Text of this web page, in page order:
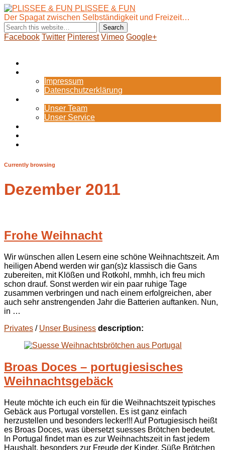
PLISSEE & FUN
Der Spagat zwischen Selbständigkeit und Freizeit…
Facebook Twitter Pinterest Vimeo Google+
Impressum
Datenschutzerklärung
Unser Team
Unser Service
Currently browsing
Dezember 2011
Frohe Weihnacht
Wir wünschen allen Lesern eine schöne Weihnachtszeit. Am
heiligen Abend werden wir gan(s)z klassisch die Gans
zubereiten, mit Klößen und Rotkohl, mmhh, ich freu mich
schon drauf. Sonst werden wir ein paar ruhige Tage
zusammen verbringen und nach einem erfolgreichen, aber
auch sehr anstrengenden Jahr die Batterien auftanken. Nun,
in …
Privates / Unser Business description:
Broas Doces – portugiesisches
Weihnachtsgebäck
Heute möchte ich euch ein für die Weihnachtszeit typisches
Gebäck aus Portugal vorstellen. Es ist ganz einfach
herzustellen und besonders lecker!!! Auf Portugiesisch heißt
es Broas Doces, was übersetzt suesses Brötchen bedeutet.
In Portugal findet man es zur Weihnachtszeit in fast jedem
Haushalt, besonders zur Freude der Kinder. Süße Brötchen